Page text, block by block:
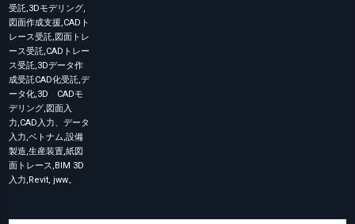
受託,3Dモデリング,
図面作成支援,CADト
レース受託,図面トレ
ース受託,CADトレー
ス受託,3Dデータ作
成受託CAD化受託,デ
ータ化,3D CADモ
デリング,図面入
力,CAD入力、データ
入力,ベトナム,設備
製造,生産装置,紙図
面トレース,BIM 3D
入力,Revit, jww。